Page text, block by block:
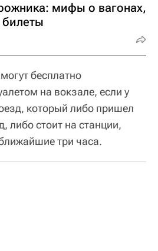
мифы о вагонах,
билеты
бесплатно
на вокзале, если у
который либо пришел
либо стоит на станции,
три часа.